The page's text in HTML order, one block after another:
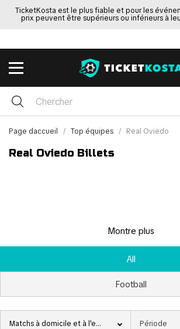
TicketKosta est le plus fiable et pour les
prix peuvent être supérieurs ou inférieurs à
Page daccueil Top équipes Real Oviedo
Real Oviedo Billets
Montre plus
All
Football
Matchs à domicile et à l'extérieur